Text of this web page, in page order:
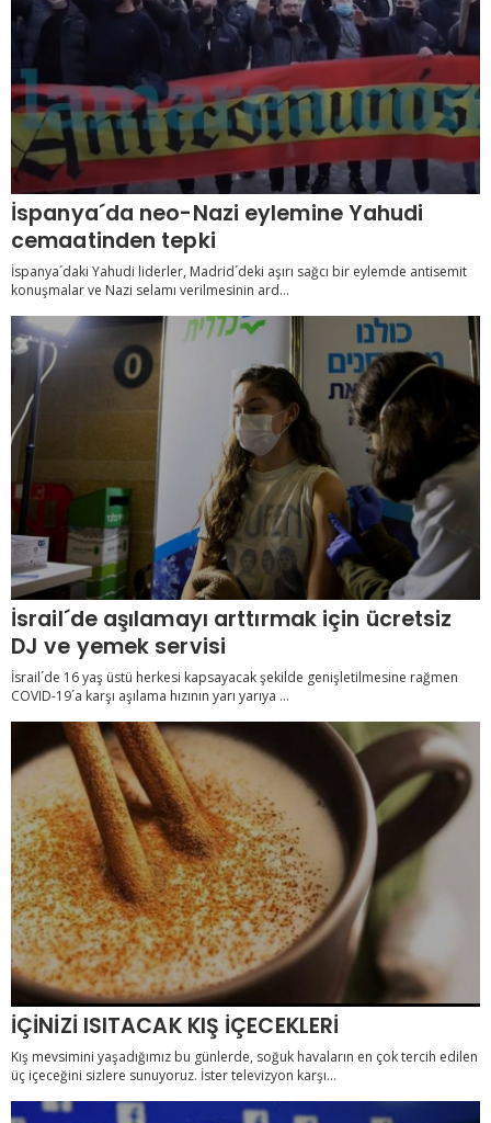
İspanya´da neo-Nazi eylemine Yahudi
cemaatinden tepki
İspanya´daki Yahudi liderler, Madrid´deki aşırı sağcı bir eylemde antisemit
konuşmalar ve Nazi selamı verilmesinin ard...
İsrail´de aşılamayı arttırmak için ücretsiz
DJ ve yemek servisi
İsrail´de 16 yaş üstü herkesi kapsayacak şekilde genişletilmesine rağmen
COVID-19´a karşı aşılama hızının yarı yarıya ...
İÇİNİZİ ISITACAK KIŞ İÇECEKLERİ
Kış mevsimini yaşadığımız bu günlerde, soğuk havaların en çok tercih edilen
üç içeceğini sizlere sunuyoruz. İster televizyon karşı...